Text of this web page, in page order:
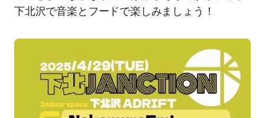
下北沢で音楽とフードで楽しみましょう！